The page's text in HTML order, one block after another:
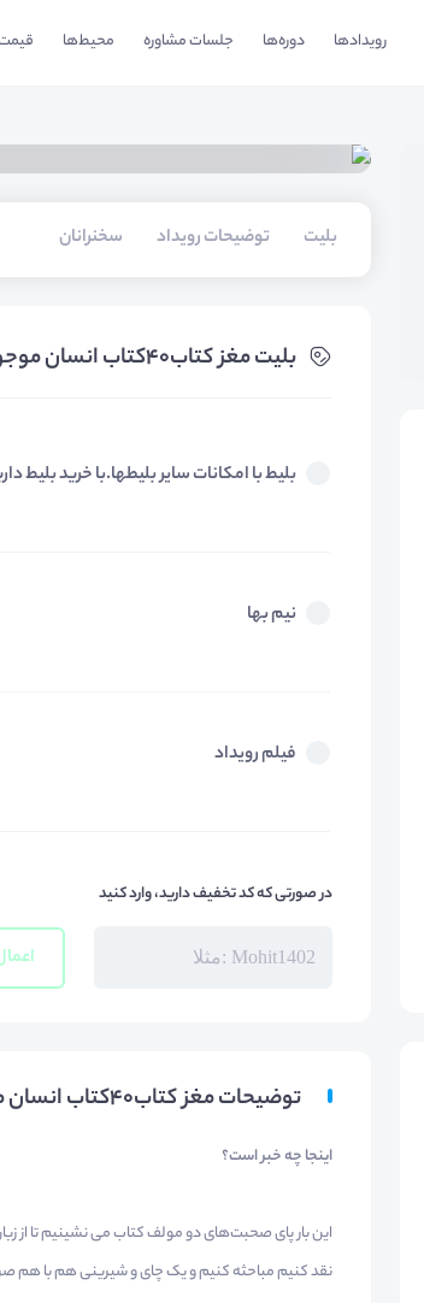
رویدادها دوره‌ها جلسات مشاوره محیط‌ها
بلیت‌ توضیحات رویداد سخنرانان
بلیت‌ مغز کتاب۴۰کتاب انسان موجود شناخته شده(وبیناری)
بلیط با امکانات سایر بلیطها.با خرید بلیط
نیم بها
فیلم رویداد
در صورتی که کد تخفیف دارید، وارد کنید
توضیحات مغز کتاب۴۰کتاب انسان موجود شناخته شده(وبیناری)
اینجا چه خبر است؟
این بار پای صحبت‌های دو مولف کتاب می نشینیم تا از
نقد کنیم مباحثه کنیم و یک چای و شیرینی هم با هم